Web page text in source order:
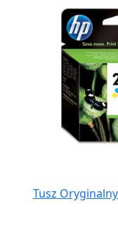
Tusz